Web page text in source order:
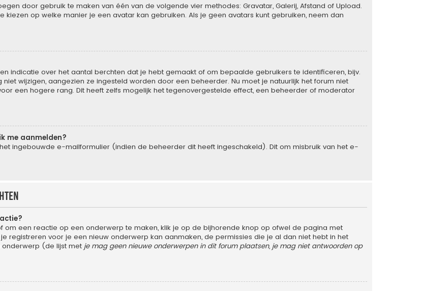
door gebruik te maken van één van de volgende vier methodes: Gravatar, Galerij, Afstand of Upload.
op welke manier je een avatar kan gebruiken. Als je geen avatars kunt gebruiken, neem dan
indicatie over het aantal berchten dat je hebt gemaakt of om bepaalde gebruikers te identificeren, bijv.
wijzigen, aangezien ze ingesteld worden door een beheerder. Nu moet je natuurlijk het forum niet
een hogere rang. Dit heeft zelfs mogelijk het tegenovergestelde effect, een beheerder of moderator
me aanmelden?
ingebouwde e-mailformulier (indien de beheerder dit heeft ingeschakeld). Dit om misbruik van het e-
een reactie op een onderwerp te maken, klik je op de bijhorende knop op ofwel de pagina met
registreren voor je een nieuw onderwerp kan aanmaken, de permissies die je al dan niet hebt in het
(de lijst met je mag geen nieuwe onderwerpen in dit forum plaatsen, je mag niet antwoorden op